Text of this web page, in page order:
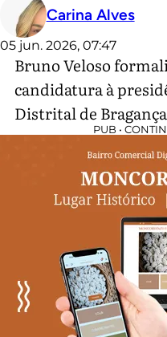
Carina Alves
05 jun. 2026, 07:47
Bruno Veloso
candidatura à
Distrital de
PUB •